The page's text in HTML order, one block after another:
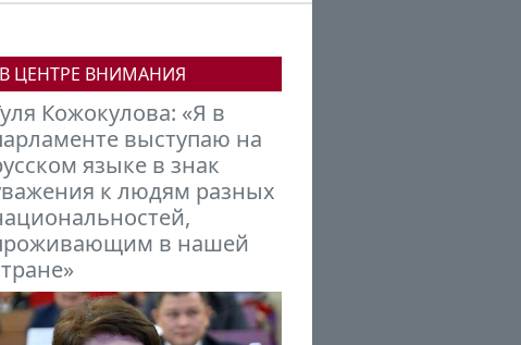
В ЦЕНТРЕ ВНИМАНИЯ
Петров:
нужно
в новую
модель мира,
под
БРИКС